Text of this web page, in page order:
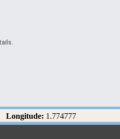
Longitude: 1.774777